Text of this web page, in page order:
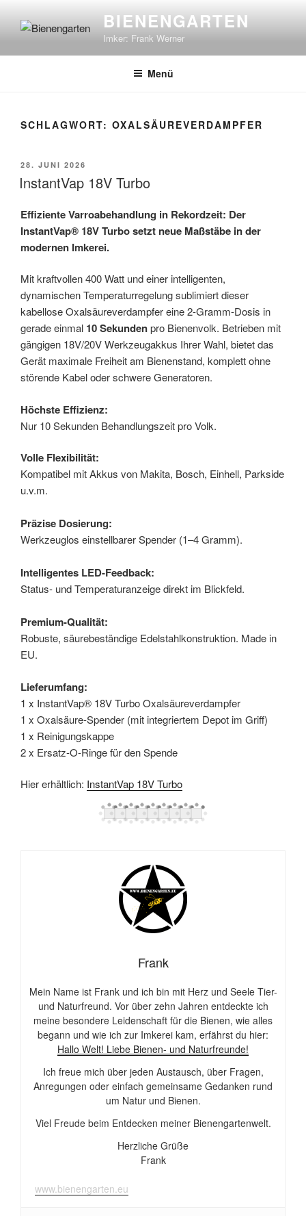
Inhalt
BIENENGARTEN
Imker: Frank Werner
Menü
SCHLAGWORT: OXALSÄUREVERDAMPFER
VERÖFFENTLICHT
AM
28. JUNI 2026
InstantVap 18V Turbo
Effiziente Varroabehandlung in Rekordzeit: Der
InstantVap® 18V Turbo setzt neue Maßstäbe in der
modernen Imkerei.
Mit kraftvollen 400 Watt und einer intelligenten,
dynamischen Temperaturregelung sublimiert dieser
kabellose Oxalsäureverdampfer eine 2-Gramm-Dosis in
gerade einmal 10 Sekundenpro Bienenvolk. Betrieben mit
gängigen 18V/20V Werkzeugakkus Ihrer Wahl, bietet das
Gerät maximale Freiheit am Bienenstand, komplett ohne
störende Kabel oder schwere Generatoren.
Höchste Effizienz:
Nur 10 Sekunden Behandlungszeit pro Volk.
Volle Flexibilität:
Kompatibel mit Akkus von Makita, Bosch, Einhell, Parkside
u.v.m.
Präzise Dosierung:
Werkzeuglos einstellbarer Spender (1–4 Gramm).
Intelligentes LED-Feedback:
Status- und Temperaturanzeige direkt im Blickfeld.
Premium-Qualität:
Robuste, säurebeständige Edelstahlkonstruktion. Made in
EU.
Lieferumfang:
1 x InstantVap® 18V Turbo Oxalsäureverdampfer
1 x Oxalsäure-Spender (mit integriertem Depot im Griff)
1 x Reinigungskappe
2 x Ersatz-O-Ringe für den Spende
Hier erhältlich: InstantVap 18V Turbo
Frank
Mein Name ist Frank und ich bin mit Herz und Seele Tier-
und Naturfreund. Vor über zehn Jahren entdeckte ich
meine besondere Leidenschaft für die Bienen, wie alles
begann und wie ich zur Imkerei kam, erfährst du hier:
Hallo Welt! Liebe Bienen- und Naturfreunde!
Ich freue mich über jeden Austausch, über Fragen,
Anregungen oder einfach gemeinsame Gedanken rund
um Natur und Bienen.
Viel Freude beim Entdecken meiner Bienengartenwelt.
Herzliche Grüße
Frank
www.bienengarten.eu